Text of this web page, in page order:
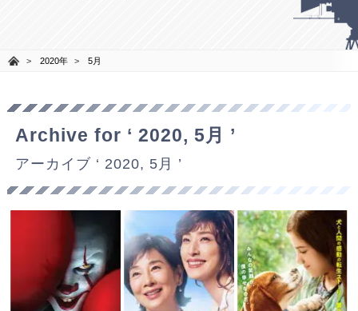
2020年 5月
Archive for ‘ 2020, 5月 ’
アーカイブ ‘ 2020, 5月 ’